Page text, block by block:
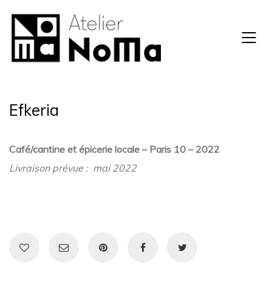
Efkeria
Café/cantine et épicerie locale – Paris 10 – 2022
Livraison prévue : mai 2022